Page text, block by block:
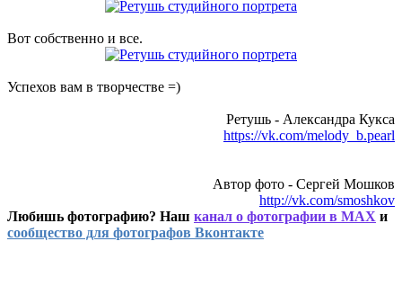
Вот собственно и все.
Успехов вам в творчестве =)
Ретушь - Александра Кукса
https://vk.com/melody_b.pearl
Автор фото - Сергей Мошков
http://vk.com/smoshkov
Любишь фотографию? Наш канал о фотографии в MAX и
сообщество для фотографов Вконтакте